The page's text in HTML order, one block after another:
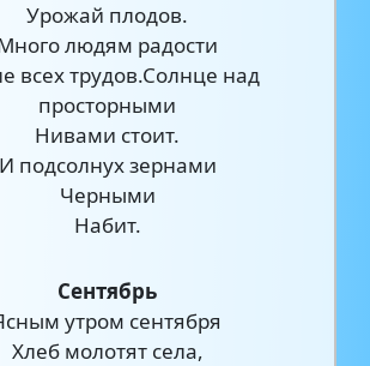
Урожай плодов.
людям радости
всех трудов.Солнце над
просторными
Нивами стоит.
И подсолнух зернами
Черными
Набит.
Сентябрь
утром сентября
Хлеб молотят села,